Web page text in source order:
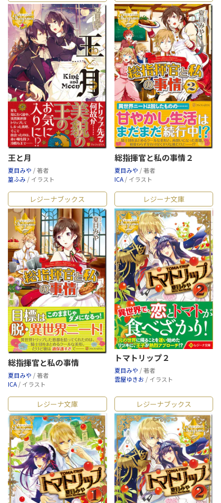
王と月
夏目みや / 著者
篁ふみ / イラスト
総指揮官と私の事情２
夏目みや / 著者
ICA / イラスト
レジーナブックス
総指揮官と私の事情
夏目みや / 著者
ICA / イラスト
レジーナ文庫
トマトリップ２
夏目みや / 著者
雲屋ゆきお / イラスト
レジーナ文庫 レジーナブックス